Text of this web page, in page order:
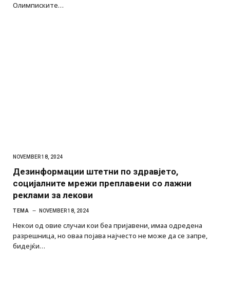
Олимписките…
NOVEMBER 18, 2024
Дезинформации штетни по здравјето,
социјалните мрежи преплавени со лажни
реклами за лекови
ТЕМА NOVEMBER 18, 2024
Некои од овие случаи кои беа пријавени, имаа одредена
разрешница, но оваа појава најчесто не може да се запре,
бидејќи…